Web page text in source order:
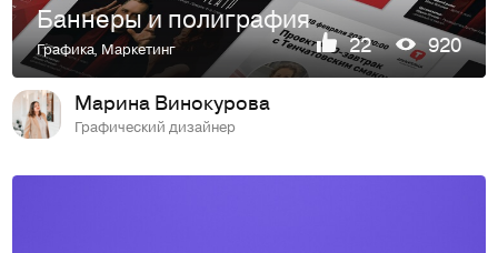
Баннеры и полиграфия
Графика, Маркетинг 22 920
Марина Винокурова
Графический дизайнер